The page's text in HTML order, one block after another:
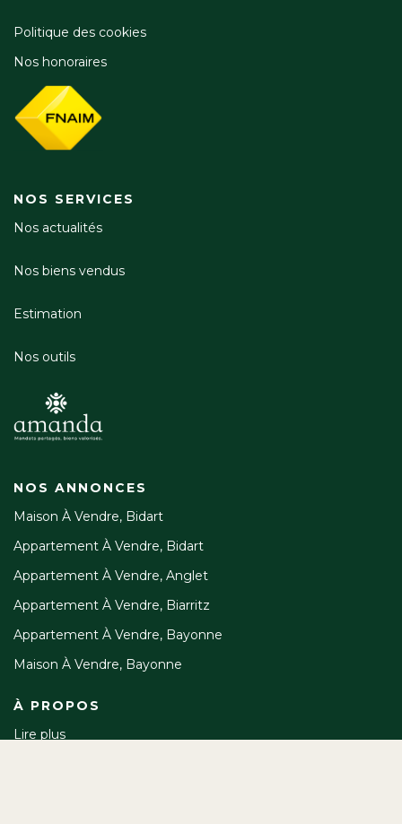
Politique des cookies
Nos honoraires
NOS SERVICES
Nos actualités
Nos biens vendus
Estimation
Nos outils
NOS ANNONCES
Maison À Vendre, Bidart
Appartement À Vendre, Bidart
Appartement À Vendre, Anglet
Appartement À Vendre, Biarritz
Appartement À Vendre, Bayonne
Maison À Vendre, Bayonne
À PROPOS
Lire plus